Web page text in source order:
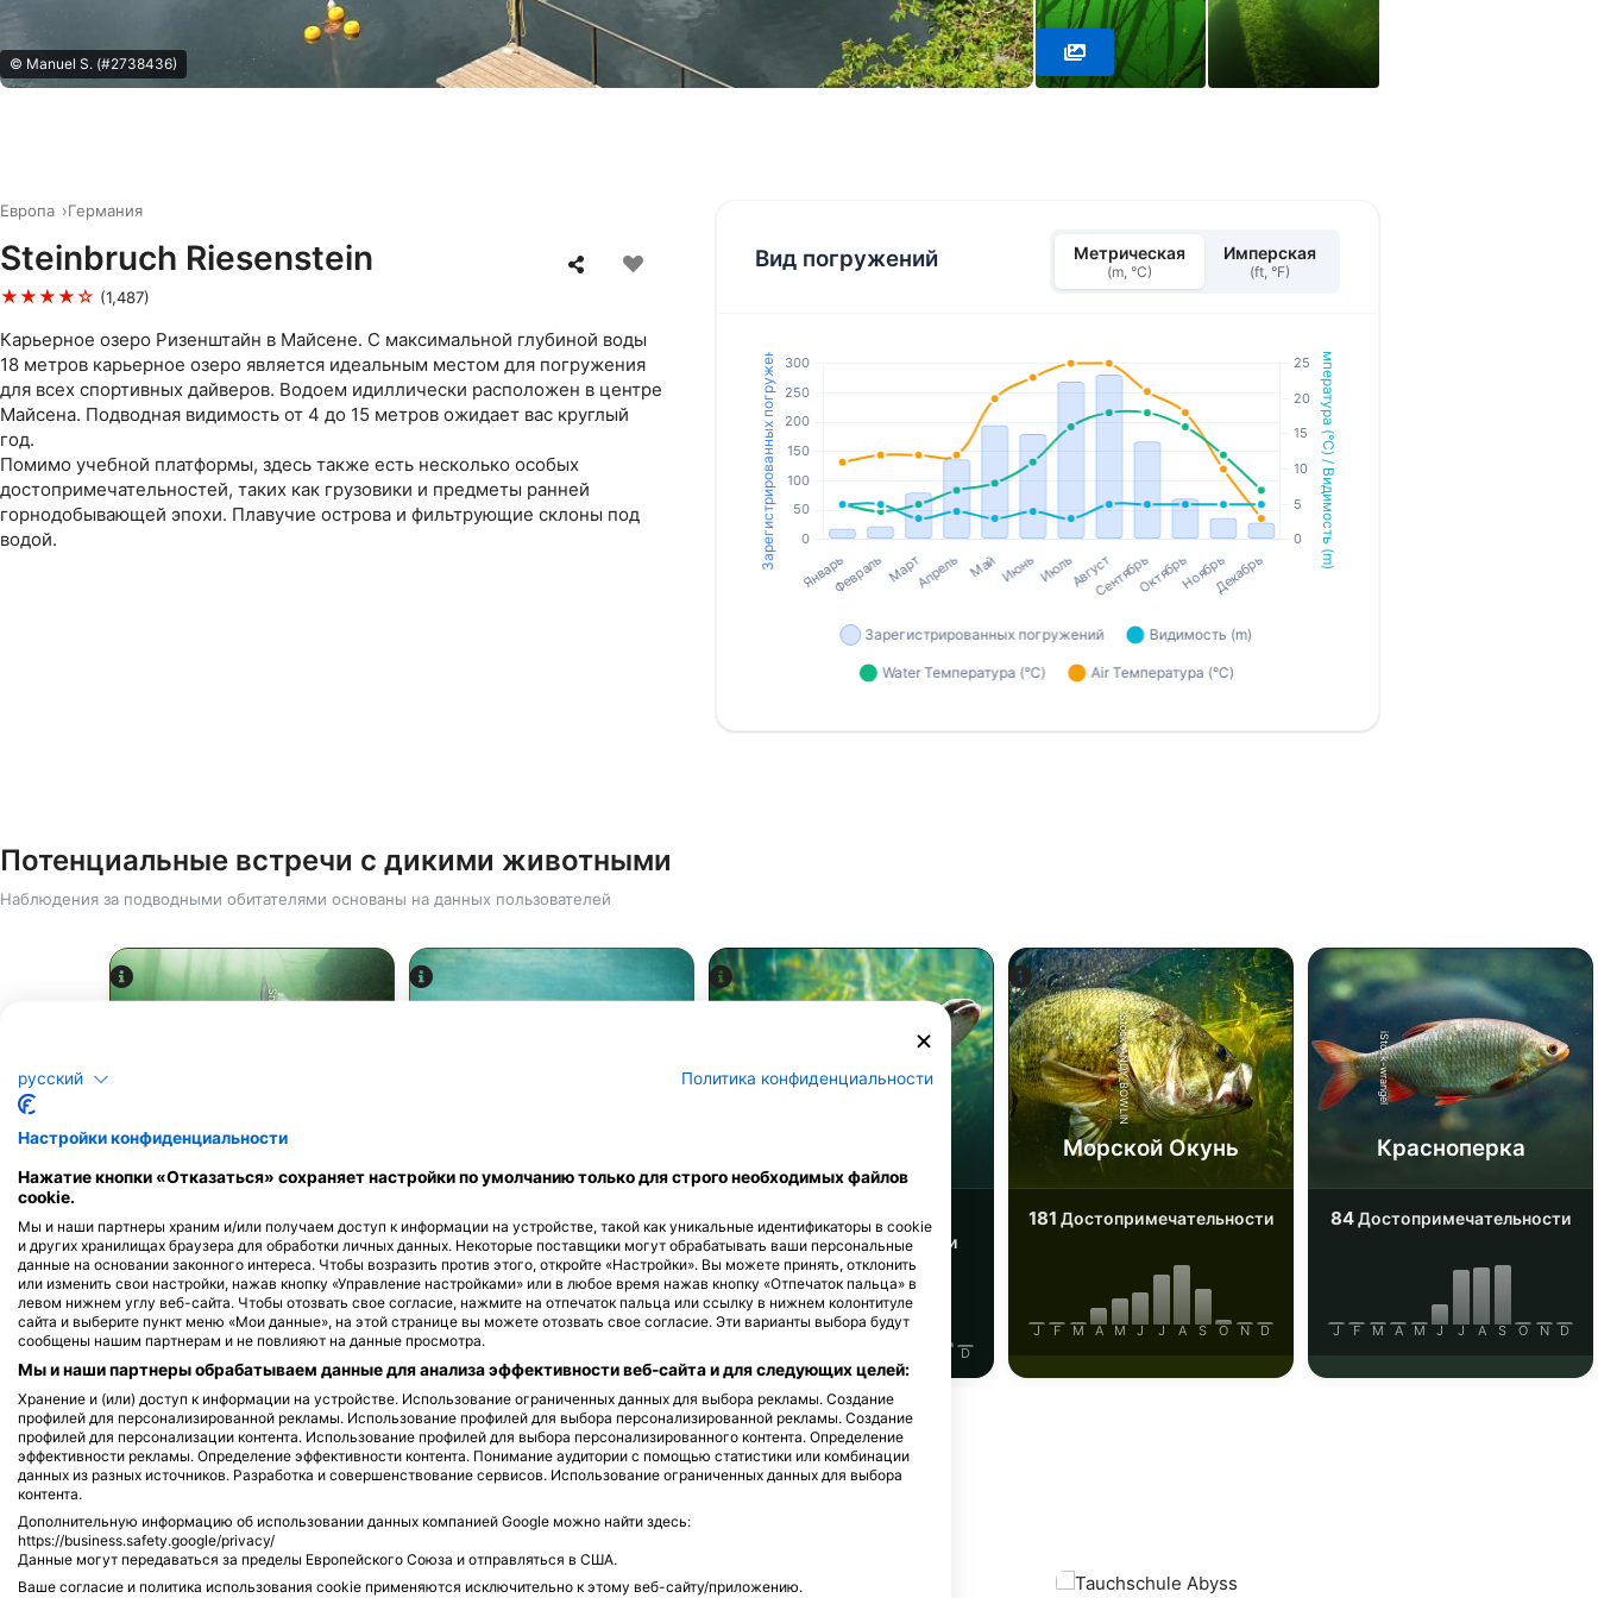
© Manuel S. (#2738436)
Европа Германия
Steinbruch Riesenstein
★★★★☆ (1,487)
Карьерное озеро Ризенштайн в Майсене. С максимальной глубиной воды
18 метров карьерное озеро является идеальным местом для погружения
для всех спортивных дайверов. Водоем идиллически расположен в центре
Майсена. Подводная видимость от 4 до 15 метров ожидает вас круглый
год.
Помимо учебной платформы, здесь также есть несколько особых
достопримечательностей, таких как грузовики и предметы ранней
горнодобывающей эпохи. Плавучие острова и фильтрующие склоны под
водой.
Вид погружений Метрическая
(m, °C)
Имперская
(ft, °F)
Потенциальные встречи с дикими животными
Наблюдения за подводными обитателями основаны на данных пользователей
Карп
424
Достопримечательности
A N
366
Достопримечательности
iStock-abadonian
280
Достопримечательности
D
iStock-ANDY_BOWLIN
Морской Окунь
181 Достопримечательности
J F M A M J J A S O N D
iStock-wrangel
Красноперка
84Достопримечательности
J F M A M J J A S O N D
Дайв-центры, обслуживающие этот дайв-сайт
русский Политика конфиденциальности
Настройки конфиденциальности
Нажатие кнопки «Отказаться» сохраняет настройки по умолчанию только для строго необходимых файлов
cookie.
Мы и наши партнеры храним и/или получаем доступ к информации на устройстве, такой как уникальные идентификаторы в cookie
и других хранилищах браузера для обработки личных данных. Некоторые поставщики могут обрабатывать ваши персональные
данные на основании законного интереса. Чтобы возразить против этого, откройте «Настройки». Вы можете принять, отклонить
или изменить свои настройки, нажав кнопку «Управление настройками» или в любое время нажав кнопку «Отпечаток пальца» в
левом нижнем углу веб-сайта. Чтобы отозвать свое согласие, нажмите на отпечаток пальца или ссылку в нижнем колонтитуле
сайта и выберите пункт меню «Мои данные», на этой странице вы можете отозвать свое согласие. Эти варианты выбора будут
сообщены нашим партнерам и не повлияют на данные просмотра.
Мы и наши партнеры обрабатываем данные для анализа эффективности веб-сайта и для следующих целей:
Хранение и (или) доступ к информации на устройстве. Использование ограниченных данных для выбора рекламы. Создание
профилей для персонализированной рекламы. Использование профилей для выбора персонализированной рекламы. Создание
профилей для персонализации контента. Использование профилей для выбора персонализированного контента. Определение
эффективности рекламы. Определение эффективности контента. Понимание аудитории с помощью статистики или комбинации
данных из разных источников. Разработка и совершенствование сервисов. Использование ограниченных данных для выбора
контента.
Дополнительную информацию об использовании данных компанией Google можно найти здесь:
https://business.safety.google/privacy/
Данные могут передаваться за пределы Европейского Союза и отправляться в США.
Ваше согласие и политика использования cookie применяются исключительно к этому веб-сайту/приложению.